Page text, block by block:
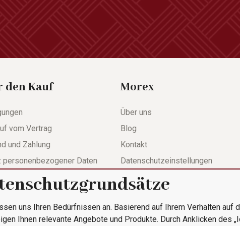
den Kauf
vom Vertrag
und Zahlung
personenbezogener Daten
Bestellung
Morex
Über uns
Blog
Kontakt
Datenschutzeinstellungen
uns Ihren Bedürfnissen an. Basierend auf Ihrem Verhalten
Ihnen relevante Angebote und Produkte. Durch Anklicken des